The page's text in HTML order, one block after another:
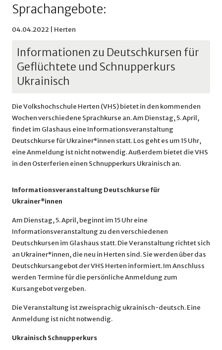
Sprachangebote:
04.04.2022 | Herten
Informationen zu Deutschkursen für
Geflüchtete und Schnupperkurs
Ukrainisch
Die Volkshochschule Herten (VHS) bietet in den kommenden
Wochen verschiedene Sprachkurse an. Am Dienstag, 5. April,
findet im Glashaus eine Informationsveranstaltung
Deutschkurse für Ukrainer*innen statt. Los geht es um 15 Uhr,
eine Anmeldung ist nicht notwendig. Außerdem bietet die VHS
in den Osterferien einen Schnupperkurs Ukrainisch an.
Informationsveranstaltung Deutschkurse für
Ukrainer*innen
Am Dienstag, 5. April, beginnt im 15 Uhr eine
Informationsveranstaltung zu den verschiedenen
Deutschkursen im Glashaus statt. Die Veranstaltung richtet sich
an Ukrainer*innen, die neu in Herten sind. Sie werden über das
Deutschkursangebot der VHS Herten informiert. Im Anschluss
werden Termine für die persönliche Anmeldung zum
Kursangebot vergeben.
Die Veranstaltung ist zweisprachig ukrainisch-deutsch. Eine
Anmeldung ist nicht notwendig.
Ukrainisch Schnupperkurs